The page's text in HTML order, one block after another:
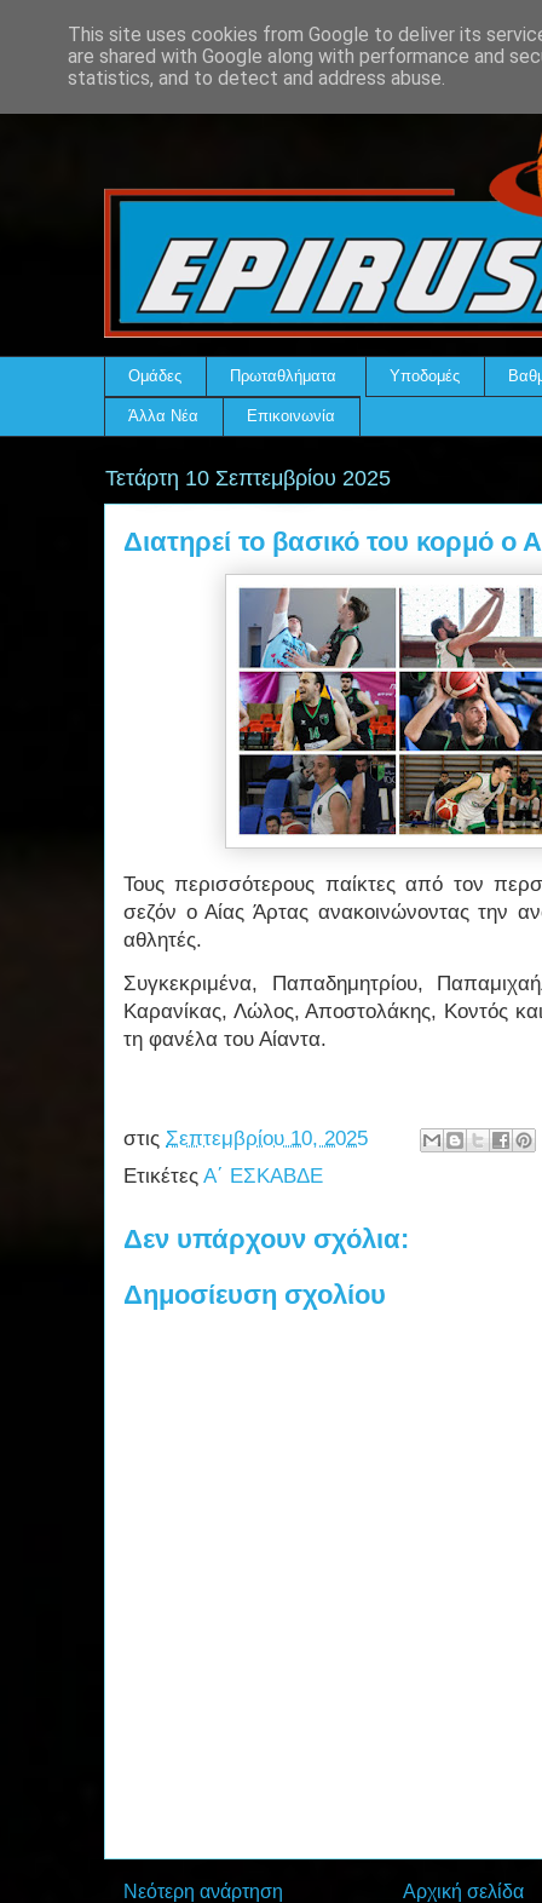
Ομάδες Πρωταθλήματα Υποδομές
Άλλα Νέα Επικοινωνία
Τετάρτη 10 Σεπτεμβρίου 2025
Διατηρεί το βασικό του κορμό ο
Τους περισσότερους παίκτες από τον
σεζόν ο Αίας Άρτας ανακοινώνοντας την
αθλητές.
Συγκεκριμένα, Παπαδημητρίου,
Καρανίκας, Λώλος, Αποστολάκης, Κοντός
τη φανέλα του Αίαντα.
στις Σεπτεμβρίου 10, 2025
Ετικέτες Α΄ ΕΣΚΑΒΔΕ
Δεν υπάρχουν σχόλια:
Δημοσίευση σχολίου
Νεότερη ανάρτηση Αρχική σελίδα
This site uses cookies from Google to deliver its
are shared with Google along with performance and
statistics, and to detect and address abuse.